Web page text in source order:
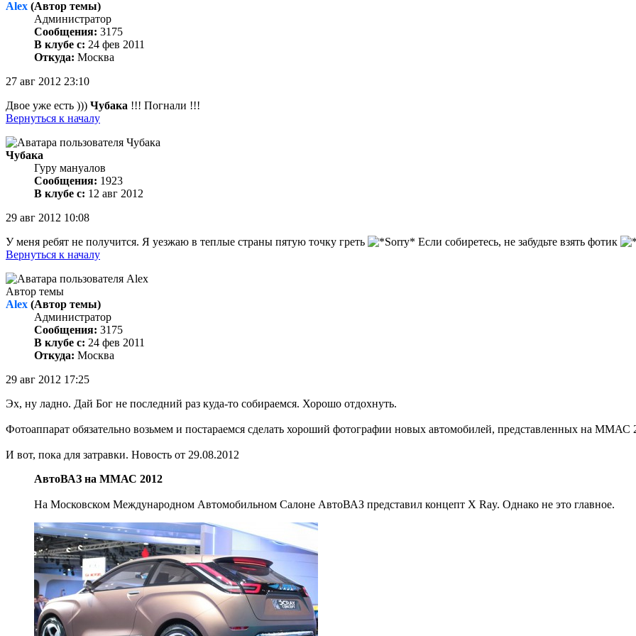
Alex (Автор темы)
Администратор
Сообщения: 3175
В клубе с: 24 фев 2011
Откуда: Москва
27 авг 2012 23:10
Двое уже есть ))) Чубака !!! Погнали !!!
Вернуться к началу
Чубака
Гуру мануалов
Сообщения: 1923
В клубе с: 12 авг 2012
29 авг 2012 10:08
У меня ребят не получится. Я уезжаю в теплые страны пятую точку греть
Если собиретесь, не забудьте взять фотик
Вернуться к началу
Автор темы
Alex (Автор темы)
Администратор
Сообщения: 3175
В клубе с: 24 фев 2011
Откуда: Москва
29 авг 2012 17:25
Эх, ну ладно. Дай Бог не последний раз куда-то собираемся. Хорошо отдохнуть.
Фотоаппарат обязательно возьмем и постараемся сделать хороший фотографии новых автомобилей, представленных на ММАС
И вот, пока для затравки. Новость от 29.08.2012
АвтоВАЗ на ММАС 2012
На Московском Международном Автомобильном Салоне АвтоВАЗ представил концепт Х Ray. Однако не это главное.